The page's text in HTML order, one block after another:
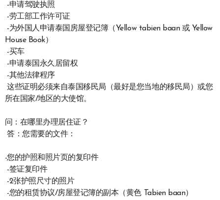
-申请驾驶执照
-劳工部工作许可证
-为外国人申请泰国房屋登记簿（Yellow tabien baan 或 Yellow
House Book）
-买车
-申请泰国永久居留权
-其他法律程序
这些证明必须来自泰国移民局（最好是您当地的移民局）或您
所在国家/地区的大使馆。
问：在哪里办理居住证？
答：您需要的文件：
-您的护照和照片页的复印件
-签证复印件
-2张护照尺寸的照片
-您的租赁协议/房屋登记簿的副本（黄色 Tabien baan）